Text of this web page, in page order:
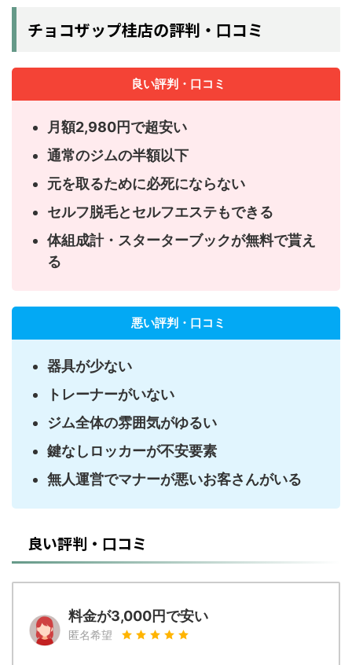
チョコザップ桂店の評判・口コミ
良い評判・口コミ
月額2,980円で超安い
通常のジムの半額以下
元を取るために必死にならない
セルフ脱毛とセルフエステもできる
体組成計・スターターブックが無料で貰え
る
悪い評判・口コミ
器具が少ない
トレーナーがいない
ジム全体の雰囲気がゆるい
鍵なしロッカーが不安要素
無人運営でマナーが悪いお客さんがいる
良い評判・口コミ
料金が3,000円で安い
匿名希望